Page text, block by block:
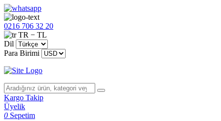
0216 706 32 20
TR − TL
Dil
Para Birimi
Kargo Takip
Üyelik
0 Sepetim